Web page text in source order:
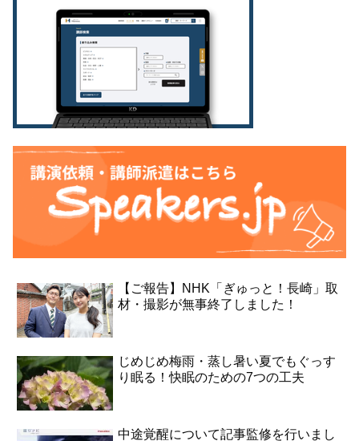
【ご報告】NHK「ぎゅっと！長崎」取
材・撮影が無事終了しました！
じめじめ梅雨・蒸し暑い夏でもぐっす
り眠る！快眠のための7つの工夫
中途覚醒について記事監修を行いまし